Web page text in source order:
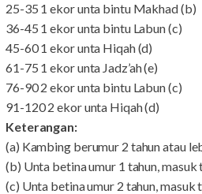
25-35 1 ekor unta bintu Makhad (b)
36-45 1 ekor unta bintu Labun (c)
45-60 1 ekor unta Hiqah (d)
61-75 1 ekor unta Jadz’ah (e)
76-90 2 ekor unta bintu Labun (c)
91-120 2 ekor unta Hiqah (d)
Keterangan:
(a) Kambing berumur 2 tahun atau
(b) Unta betina umur 1 tahun, masuk
(c) Unta betina umur 2 tahun, masuk